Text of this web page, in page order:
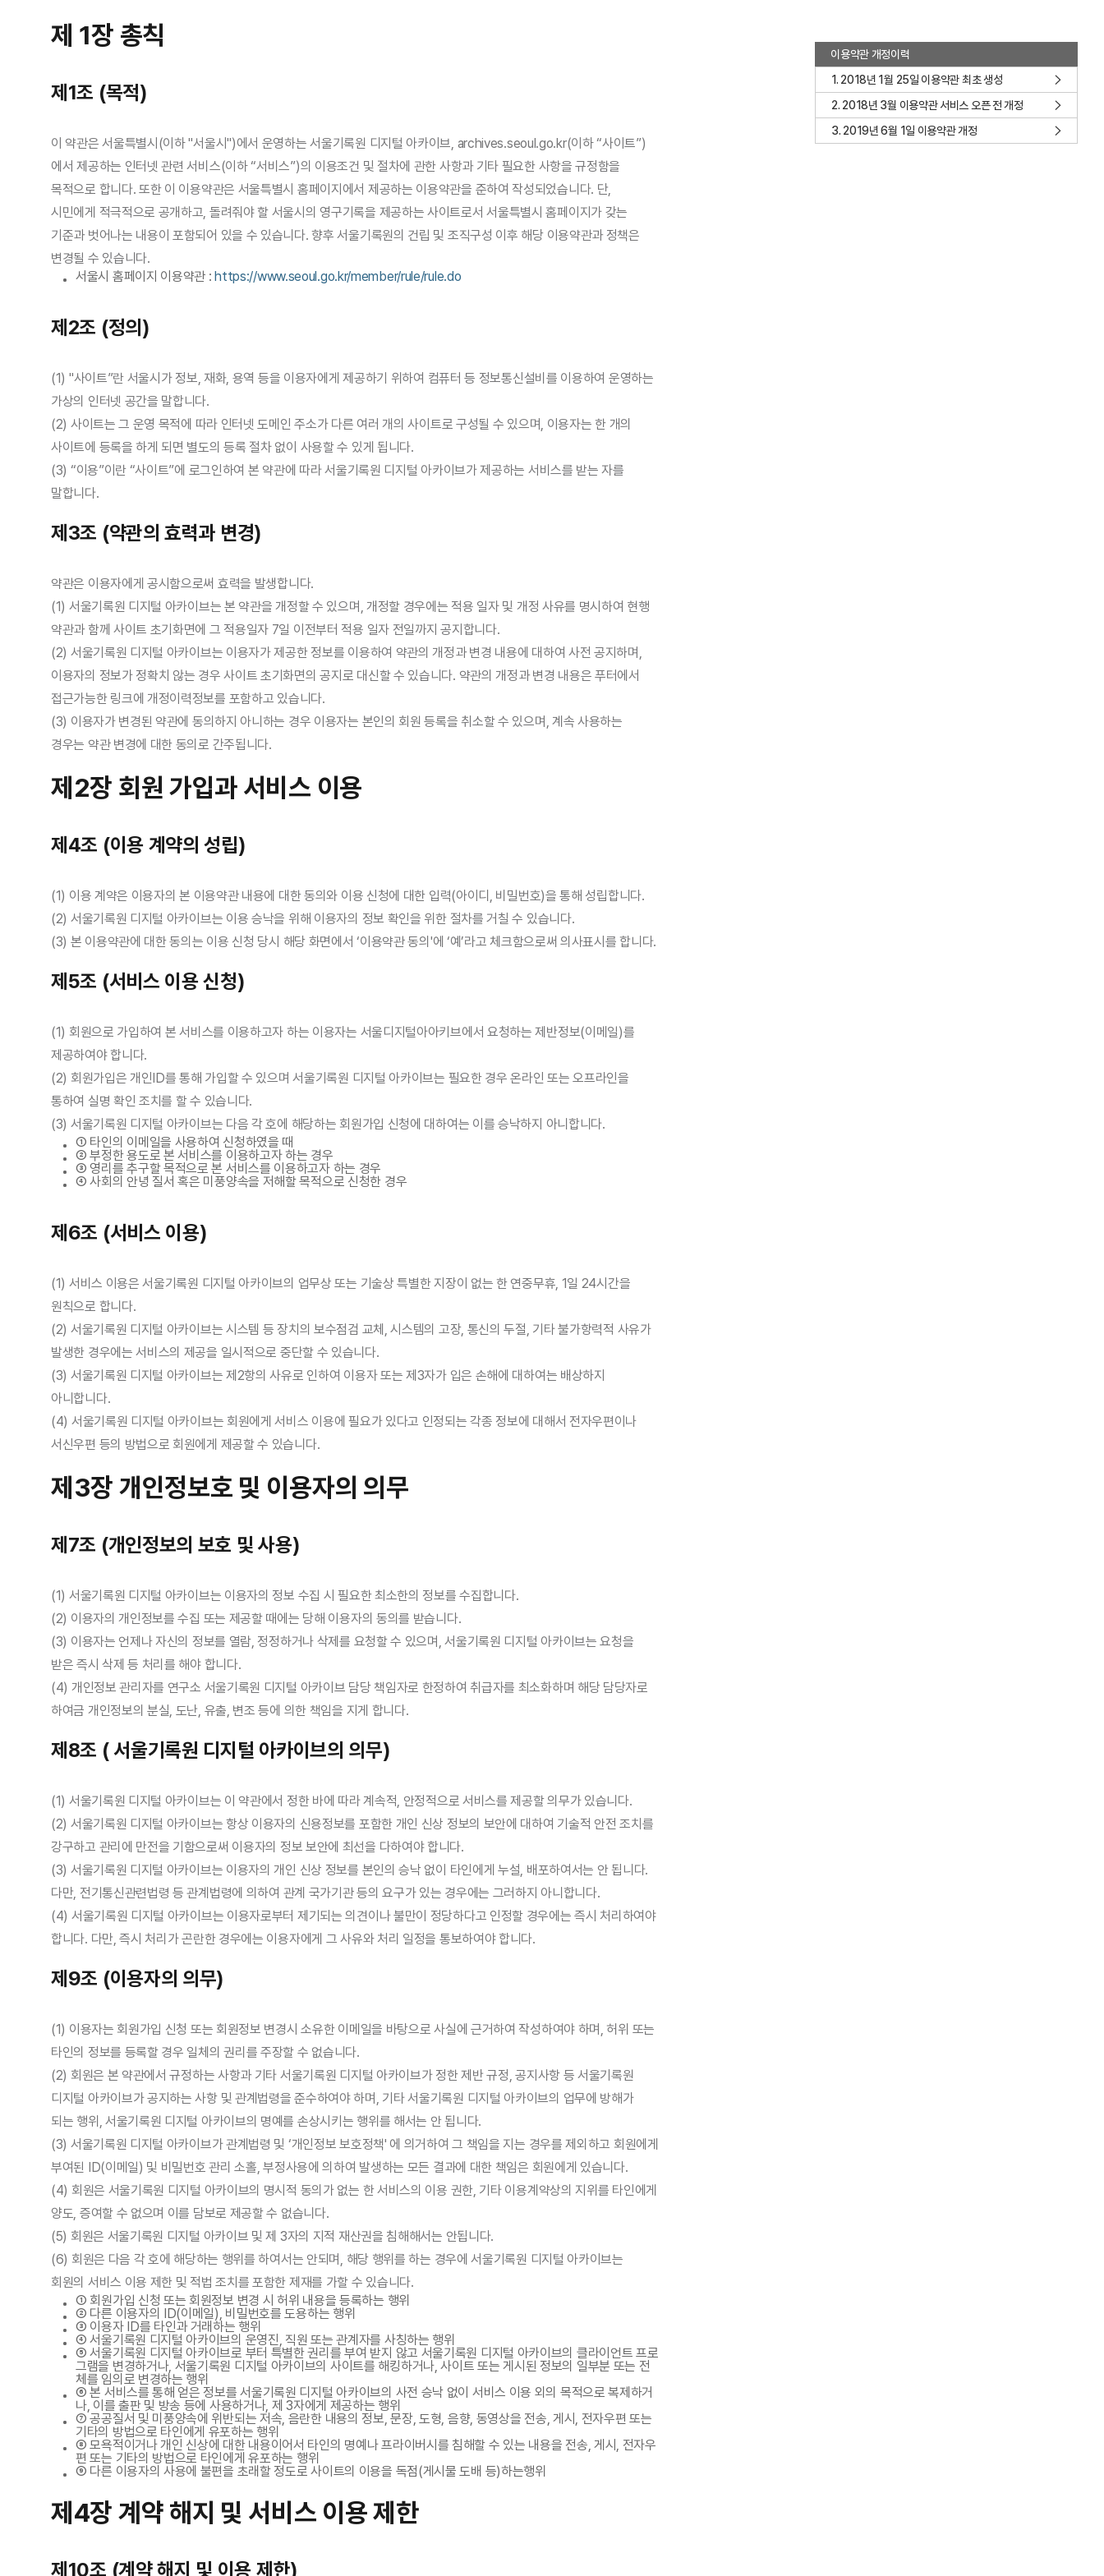
제 1장 총칙
제1조 (목적)
이 약관은 서울특별시(이하 "서울시")에서 운영하는 서울기록원 디지털 아카이브, archives.seoul.go.kr(이하 “사이트”)
에서 제공하는 인터넷 관련 서비스(이하 “서비스”)의 이용조건 및 절차에 관한 사항과 기타 필요한 사항을 규정함을
목적으로 합니다. 또한 이 이용약관은 서울특별시 홈페이지에서 제공하는 이용약관을 준하여 작성되었습니다. 단,
시민에게 적극적으로 공개하고, 돌려줘야 할 서울시의 영구기록을 제공하는 사이트로서 서울특별시 홈페이지가 갖는
기준과 벗어나는 내용이 포함되어 있을 수 있습니다. 향후 서울기록원의 건립 및 조직구성 이후 해당 이용약관과 정책은
변경될 수 있습니다.
서울시 홈페이지 이용약관 :https://www.seoul.go.kr/member/rule/rule.do
제2조 (정의)
(1) "사이트”란 서울시가 정보, 재화, 용역 등을 이용자에게 제공하기 위하여 컴퓨터 등 정보통신설비를 이용하여 운영하는
가상의 인터넷 공간을 말합니다.
(2) 사이트는 그 운영 목적에 따라 인터넷 도메인 주소가 다른 여러 개의 사이트로 구성될 수 있으며, 이용자는 한 개의
사이트에 등록을 하게 되면 별도의 등록 절차 없이 사용할 수 있게 됩니다.
(3) “이용”이란 “사이트”에 로그인하여 본 약관에 따라 서울기록원 디지털 아카이브가 제공하는 서비스를 받는 자를
말합니다.
제3조 (약관의 효력과 변경)
약관은 이용자에게 공시함으로써 효력을 발생합니다.
(1) 서울기록원 디지털 아카이브는 본 약관을 개정할 수 있으며, 개정할 경우에는 적용 일자 및 개정 사유를 명시하여 현행
약관과 함께 사이트 초기화면에 그 적용일자 7일 이전부터 적용 일자 전일까지 공지합니다.
(2) 서울기록원 디지털 아카이브는 이용자가 제공한 정보를 이용하여 약관의 개정과 변경 내용에 대하여 사전 공지하며,
이용자의 정보가 정확치 않는 경우 사이트 초기화면의 공지로 대신할 수 있습니다. 약관의 개정과 변경 내용은 푸터에서
접근가능한 링크에 개정이력정보를 포함하고 있습니다.
(3) 이용자가 변경된 약관에 동의하지 아니하는 경우 이용자는 본인의 회원 등록을 취소할 수 있으며, 계속 사용하는
경우는 약관 변경에 대한 동의로 간주됩니다.
제2장 회원 가입과 서비스 이용
제4조 (이용 계약의 성립)
(1) 이용 계약은 이용자의 본 이용약관 내용에 대한 동의와 이용 신청에 대한 입력(아이디, 비밀번호)을 통해 성립합니다.
(2) 서울기록원 디지털 아카이브는 이용 승낙을 위해 이용자의 정보 확인을 위한 절차를 거칠 수 있습니다.
(3) 본 이용약관에 대한 동의는 이용 신청 당시 해당 화면에서 ‘이용약관 동의'에 ‘예’라고 체크함으로써 의사표시를 합니다.
제5조 (서비스 이용 신청)
(1) 회원으로 가입하여 본 서비스를 이용하고자 하는 이용자는 서울디지털아아키브에서 요청하는 제반정보(이메일)를
제공하여야 합니다.
(2) 회원가입은 개인ID를 통해 가입할 수 있으며 서울기록원 디지털 아카이브는 필요한 경우 온라인 또는 오프라인을
통하여 실명 확인 조치를 할 수 있습니다.
(3) 서울기록원 디지털 아카이브는 다음 각 호에 해당하는 회원가입 신청에 대하여는 이를 승낙하지 아니합니다.
① 타인의 이메일을 사용하여 신청하였을 때
② 부정한 용도로 본 서비스를 이용하고자 하는 경우
③ 영리를 추구할 목적으로 본 서비스를 이용하고자 하는 경우
④ 사회의 안녕 질서 혹은 미풍양속을 저해할 목적으로 신청한 경우
제6조 (서비스 이용)
(1) 서비스 이용은 서울기록원 디지털 아카이브의 업무상 또는 기술상 특별한 지장이 없는 한 연중무휴, 1일 24시간을
원칙으로 합니다.
(2) 서울기록원 디지털 아카이브는 시스템 등 장치의 보수점검 교체, 시스템의 고장, 통신의 두절, 기타 불가항력적 사유가
발생한 경우에는 서비스의 제공을 일시적으로 중단할 수 있습니다.
(3) 서울기록원 디지털 아카이브는 제2항의 사유로 인하여 이용자 또는 제3자가 입은 손해에 대하여는 배상하지
아니합니다.
(4) 서울기록원 디지털 아카이브는 회원에게 서비스 이용에 필요가 있다고 인정되는 각종 정보에 대해서 전자우편이나
서신우편 등의 방법으로 회원에게 제공할 수 있습니다.
제3장 개인정보호 및 이용자의 의무
제7조 (개인정보의 보호 및 사용)
(1) 서울기록원 디지털 아카이브는 이용자의 정보 수집 시 필요한 최소한의 정보를 수집합니다.
(2) 이용자의 개인정보를 수집 또는 제공할 때에는 당해 이용자의 동의를 받습니다.
(3) 이용자는 언제나 자신의 정보를 열람, 정정하거나 삭제를 요청할 수 있으며, 서울기록원 디지털 아카이브는 요청을
받은 즉시 삭제 등 처리를 해야 합니다.
(4) 개인정보 관리자를 연구소 서울기록원 디지털 아카이브 담당 책임자로 한정하여 취급자를 최소화하며 해당 담당자로
하여금 개인정보의 분실, 도난, 유출, 변조 등에 의한 책임을 지게 합니다.
제8조 ( 서울기록원 디지털 아카이브의 의무)
(1) 서울기록원 디지털 아카이브는 이 약관에서 정한 바에 따라 계속적, 안정적으로 서비스를 제공할 의무가 있습니다.
(2) 서울기록원 디지털 아카이브는 항상 이용자의 신용정보를 포함한 개인 신상 정보의 보안에 대하여 기술적 안전 조치를
강구하고 관리에 만전을 기함으로써 이용자의 정보 보안에 최선을 다하여야 합니다.
(3) 서울기록원 디지털 아카이브는 이용자의 개인 신상 정보를 본인의 승낙 없이 타인에게 누설, 배포하여서는 안 됩니다.
다만, 전기통신관련법령 등 관계법령에 의하여 관계 국가기관 등의 요구가 있는 경우에는 그러하지 아니합니다.
(4) 서울기록원 디지털 아카이브는 이용자로부터 제기되는 의견이나 불만이 정당하다고 인정할 경우에는 즉시 처리하여야
합니다. 다만, 즉시 처리가 곤란한 경우에는 이용자에게 그 사유와 처리 일정을 통보하여야 합니다.
제9조 (이용자의 의무)
(1) 이용자는 회원가입 신청 또는 회원정보 변경시 소유한 이메일을 바탕으로 사실에 근거하여 작성하여야 하며, 허위 또는
타인의 정보를 등록할 경우 일체의 권리를 주장할 수 없습니다.
(2) 회원은 본 약관에서 규정하는 사항과 기타 서울기록원 디지털 아카이브가 정한 제반 규정, 공지사항 등 서울기록원
디지털 아카이브가 공지하는 사항 및 관계법령을 준수하여야 하며, 기타 서울기록원 디지털 아카이브의 업무에 방해가
되는 행위, 서울기록원 디지털 아카이브의 명예를 손상시키는 행위를 해서는 안 됩니다.
(3) 서울기록원 디지털 아카이브가 관계법령 및 ‘개인정보 보호정책' 에 의거하여 그 책임을 지는 경우를 제외하고 회원에게
부여된 ID(이메일) 및 비밀번호 관리 소홀, 부정사용에 의하여 발생하는 모든 결과에 대한 책임은 회원에게 있습니다.
(4) 회원은 서울기록원 디지털 아카이브의 명시적 동의가 없는 한 서비스의 이용 권한, 기타 이용계약상의 지위를 타인에게
양도, 증여할 수 없으며 이를 담보로 제공할 수 없습니다.
(5) 회원은 서울기록원 디지털 아카이브 및 제 3자의 지적 재산권을 침해해서는 안됩니다.
(6) 회원은 다음 각 호에 해당하는 행위를 하여서는 안되며, 해당 행위를 하는 경우에 서울기록원 디지털 아카이브는
회원의 서비스 이용 제한 및 적법 조치를 포함한 제재를 가할 수 있습니다.
① 회원가입 신청 또는 회원정보 변경 시 허위 내용을 등록하는 행위
② 다른 이용자의 ID(이메일), 비밀번호를 도용하는 행위
③ 이용자 ID를 타인과 거래하는 행위
④ 서울기록원 디지털 아카이브의 운영진, 직원 또는 관계자를 사칭하는 행위
⑤ 서울기록원 디지털 아카이브로 부터 특별한 권리를 부여 받지 않고 서울기록원 디지털 아카이브의 클라이언트 프로
그램을 변경하거나, 서울기록원 디지털 아카이브의 사이트를 해킹하거나, 사이트 또는 게시된 정보의 일부분 또는 전
체를 임의로 변경하는 행위
⑥ 본 서비스를 통해 얻은 정보를 서울기록원 디지털 아카이브의 사전 승낙 없이 서비스 이용 외의 목적으로 복제하거
나, 이를 출판 및 방송 등에 사용하거나, 제 3자에게 제공하는 행위
⑦ 공공질서 및 미풍양속에 위반되는 저속, 음란한 내용의 정보, 문장, 도형, 음향, 동영상을 전송, 게시, 전자우편 또는
기타의 방법으로 타인에게 유포하는 행위
⑧ 모욕적이거나 개인 신상에 대한 내용이어서 타인의 명예나 프라이버시를 침해할 수 있는 내용을 전송, 게시, 전자우
편 또는 기타의 방법으로 타인에게 유포하는 행위
⑨ 다른 이용자의 사용에 불편을 초래할 정도로 사이트의 이용을 독점(게시물 도배 등)하는행위
제4장 계약 해지 및 서비스 이용 제한
제10조 (계약 해지 및 이용 제한)
이용약관 개정이력
1. 2018년 1월 25일 이용약관 최초 생성
2. 2018년 3월 이용약관 서비스 오픈 전 개정
3. 2019년 6월 1일 이용약관 개정